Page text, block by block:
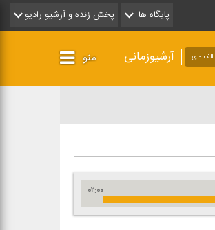
پایگاه ها پخش زنده و آرشیو رادیو
الف - ی آرشیوزمانی منو
۰۲:۰۰